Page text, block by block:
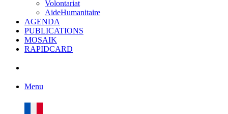
Volontariat
AideHumanitaire
AGENDA
PUBLICATIONS
MOSAIK
RAPIDCARD
Menu